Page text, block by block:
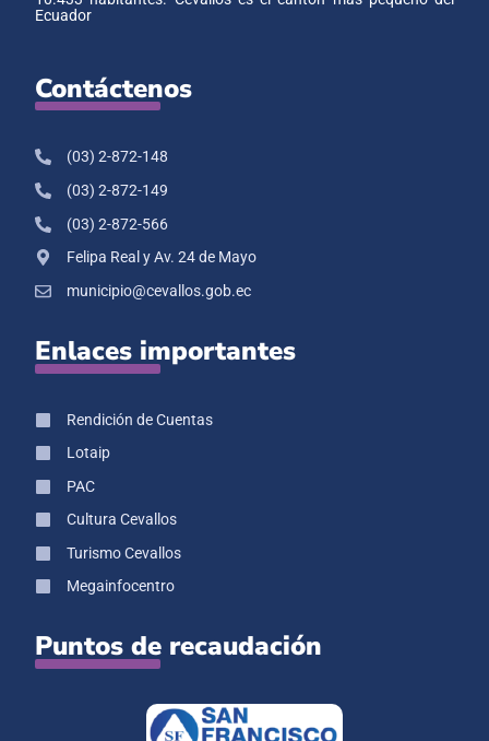
Ecuador
Contáctenos
(03) 2-872-148
(03) 2-872-149
(03) 2-872-566
Felipa Real y Av. 24 de Mayo
municipio@cevallos.gob.ec
Enlaces importantes
Rendición de Cuentas
Lotaip
PAC
Cultura Cevallos
Turismo Cevallos
Megainfocentro
Puntos de recaudación